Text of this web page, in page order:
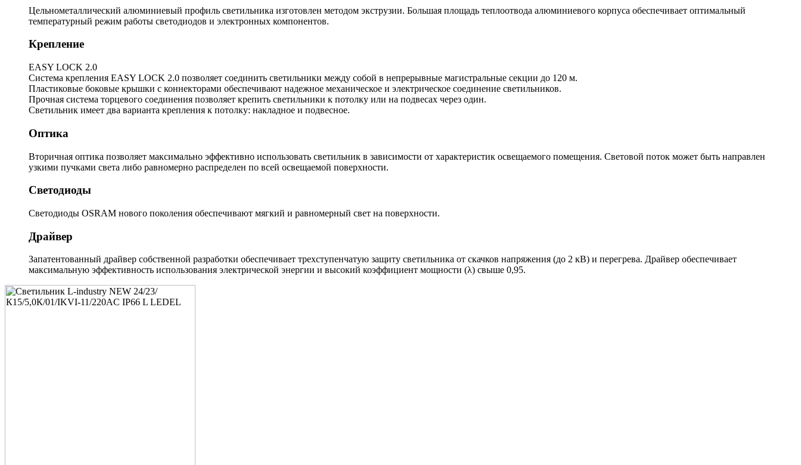
Цельнометаллический алюминиевый профиль светильника изготовлен методом экструзии. Большая площадь теплоотвода алюминиевого корпуса обеспечивает оптимальный
температурный режим работы светодиодов и электронных компонентов.
Крепление
EASY LOCK 2.0
Система крепления EASY LOCK 2.0 позволяет соединить светильники между собой в непрерывные магистральные секции до 120 м.
Пластиковые боковые крышки с коннекторами обеспечивают надежное механическое и электрическое соединение светильников.
Прочная система торцевого соединения позволяет крепить светильники к потолку или на подвесах через один.
Светильник имеет два варианта крепления к потолку: накладное и подвесное.
Оптика
Вторичная оптика позволяет максимально эффективно использовать светильник в зависимости от характеристик освещаемого помещения. Световой поток может быть направлен
узкими пучками света либо равномерно распределен по всей освещаемой поверхности.
Светодиоды
Светодиоды OSRAM нового поколения обеспечивают мягкий и равномерный свет на поверхности.
Драйвер
Запатентованный драйвер собственной разработки обеспечивает трехступенчатую защиту светильника от скачков напряжения (до 2 кВ) и перегрева. Драйвер обеспечивает
максимальную эффективность использования электрической энергии и высокий коэффициент мощности (λ) свыше 0,95.